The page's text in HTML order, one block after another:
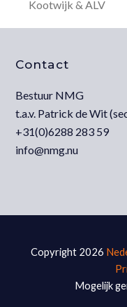
post:
Kootwijk & ALV
Contact
Bestuur NMG
t.a.v. Patrick de Wit
+31(0)6288 283 59
info@nmg.nu
Copyright 2026
Mogelijk